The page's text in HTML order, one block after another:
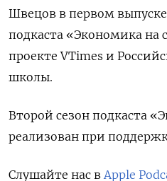
Швецов в первом выпуске
подкаста «Экономика на
проекте VTimes и
школы.
Второй сезон подкаста
реализован при
Слушайте нас в Apple